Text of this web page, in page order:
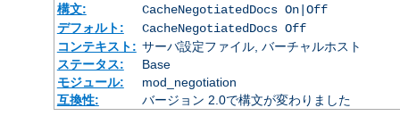
構文:
CacheNegotiatedDocs On|Off
デフォルト:
CacheNegotiatedDocs Off
コンテキスト: サーバ設定ファイル, バーチャルホスト
ステータス:
Base
モジュール:
mod_negotiation
互換性:
バージョン 2.0で構文が変わりました